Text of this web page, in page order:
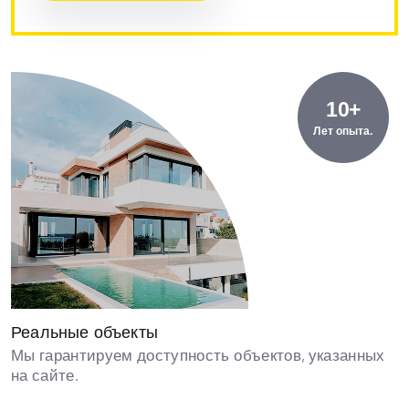
10+
Лет опыта.
Реальные объекты
Мы гарантируем доступность объектов, указанных
на сайте.